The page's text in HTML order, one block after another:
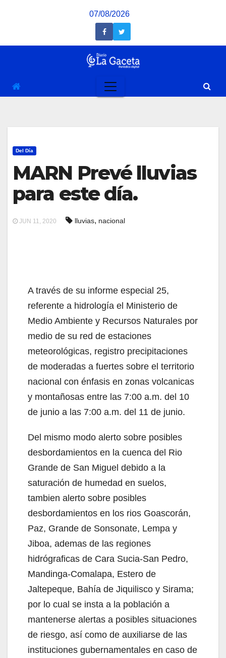
07/08/2026
Del Día
MARN Prevé lluvias
para este día.
JUN 11, 2020 lluvias, nacional
A través de su informe especial 25,
referente a hidrología el Ministerio de
Medio Ambiente y Recursos Naturales por
medio de su red de estaciones
meteorológicas, registro precipitaciones
de moderadas a fuertes sobre el territorio
nacional con énfasis en zonas volcanicas
y montañosas entre las 7:00 a.m. del 10
de junio a las 7:00 a.m. del 11 de junio.
Del mismo modo alerto sobre posibles
desbordamientos en la cuenca del Rio
Grande de San Miguel debido a la
saturación de humedad en suelos,
tambien alerto sobre posibles
desbordamientos en los rios Goascorán,
Paz, Grande de Sonsonate, Lempa y
Jiboa, ademas de las regiones
hidrógraficas de Cara Sucia-San Pedro,
Mandinga-Comalapa, Estero de
Jaltepeque, Bahía de Jiquilisco y Sirama;
por lo cual se insta a la población a
mantenerse alertas a posibles situaciones
de riesgo, así como de auxiliarse de las
instituciones gubernamentales en caso de